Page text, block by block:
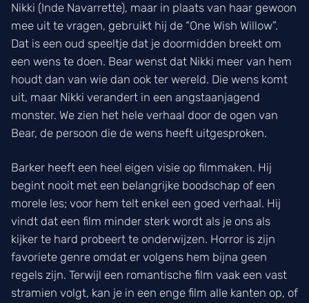
Nikki (Inde Navarrette), maar in plaats van haar gewoon
mee uit te vragen, gebruikt hij de “One Wish Willow”.
Dat is een oud speeltje dat je doormidden breekt om
een wens te doen. Bear wenst dat Nikki meer van hem
houdt dan van wie dan ook ter wereld. Die wens komt
uit, maar Nikki verandert in een angstaanjagend
monster. We zien het hele verhaal door de ogen van
Bear, de persoon die de wens heeft uitgesproken.
Barker heeft een heel eigen visie op filmmaken. Hij
begint nooit met een belangrijke boodschap of een
morele les; voor hem telt enkel een goed verhaal. Hij
vindt dat een film minder sterk wordt als je ons als
kijker te hard probeert te onderwijzen. Horror is zijn
favoriete genre omdat er volgens hem bijna geen
regels zijn. Terwijl een romantische film vaak een vast
stramien volgt, kan je in een enge film alle kanten op, of